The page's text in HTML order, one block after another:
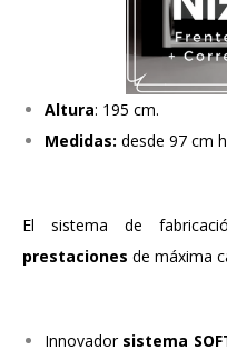
Altura: 195 cm.
Medidas: desde 97 cm
El sistema de
prestaciones de máxima
Innovador sistema